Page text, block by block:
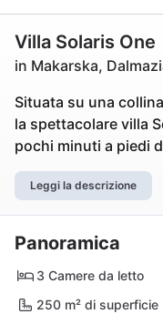
Villa Solaris One
in Makarska,
Situata su una
la spettacolare villa
pochi minuti a piedi
Leggi la descrizione
Panoramica
3 Camere da letto
250 m² di superficie